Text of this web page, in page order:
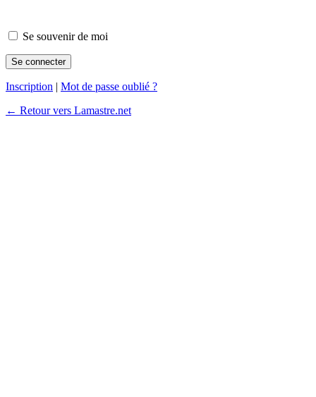
Se souvenir de moi
Inscription | Mot de passe oublié ?
← Retour vers Lamastre.net